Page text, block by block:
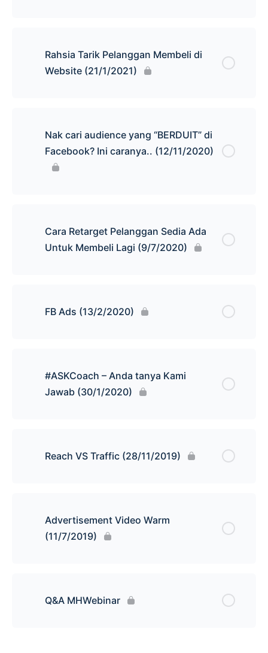
Rahsia Tarik Pelanggan Membeli di
Website (21/1/2021)
Nak cari audience yang “BERDUIT” di
Facebook? Ini caranya.. (12/11/2020)
Cara Retarget Pelanggan Sedia Ada
Untuk Membeli Lagi (9/7/2020)
FB Ads (13/2/2020)
#ASKCoach – Anda tanya Kami
Jawab (30/1/2020)
Reach VS Traffic (28/11/2019)
Advertisement Video Warm
(11/7/2019)
Q&A MHWebinar